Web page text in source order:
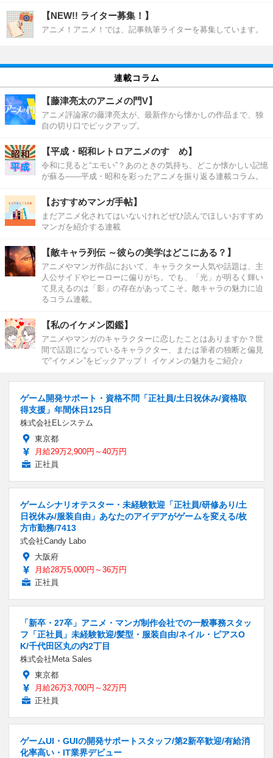
【NEW!! ライター募集！】
アニメ！アニメ！では、記事執筆ライターを募集しています。
連載コラム
【藤津亮太のアニメの門V】
アニメ評論家の藤津亮太が、最新作から懐かしの作品まで、独
自の切り口でピックアップ。
【平成・昭和レトロアニメのすゝめ】
令和に見ると“エモい”？あのときの気持ち、どこか懐かしい記憶
が蘇る――平成・昭和を彩ったアニメを振り返る連載コラム。
【おすすめマンガ手帖】
まだアニメ化されてはいないけれどぜひ読んでほしいおすすめ
マンガを紹介する連載
【敵キャラ列伝 ～彼らの美学はどこにある？】
アニメやマンガ作品において、キャラクター人気や話題は、主
人公サイドやヒーローに偏りがち。でも、「光」が明るく輝い
て見えるのは「影」の存在があってこそ。敵キャラの魅力に迫
るコラム連載。
【私のイケメン図鑑】
アニメやマンガのキャラクターに恋したことはありますか？世
間で話題になっているキャラクター、または筆者の独断と偏見
で“イケメン”をピックアップ！ イケメンの魅力をご紹介♪
ゲーム開発サポート・資格不問「正社員/土日祝休み/資格取
得支援」年間休日125日
株式会社ELシステム
東京都
月給29万2,900円～40万円
正社員
ゲームシナリオテスター・未経験歓迎「正社員/研修あり/土
日祝休み/服装自由」あなたのアイデアがゲームを変える/枚
方市勤務/7413
式会社Candy Labo
大阪府
月給28万5,000円～36万円
正社員
「新卒・27卒」アニメ・マンガ制作会社での一般事務スタッ
フ「正社員」未経験歓迎/髪型・服装自由/ネイル・ピアスO
K/千代田区丸の内2丁目
株式会社Meta Sales
東京都
月給26万3,700円～32万円
正社員
ゲームUI・GUIの開発サポートスタッフ/第2新卒歓迎/有給消
化率高い・IT業界デビュー